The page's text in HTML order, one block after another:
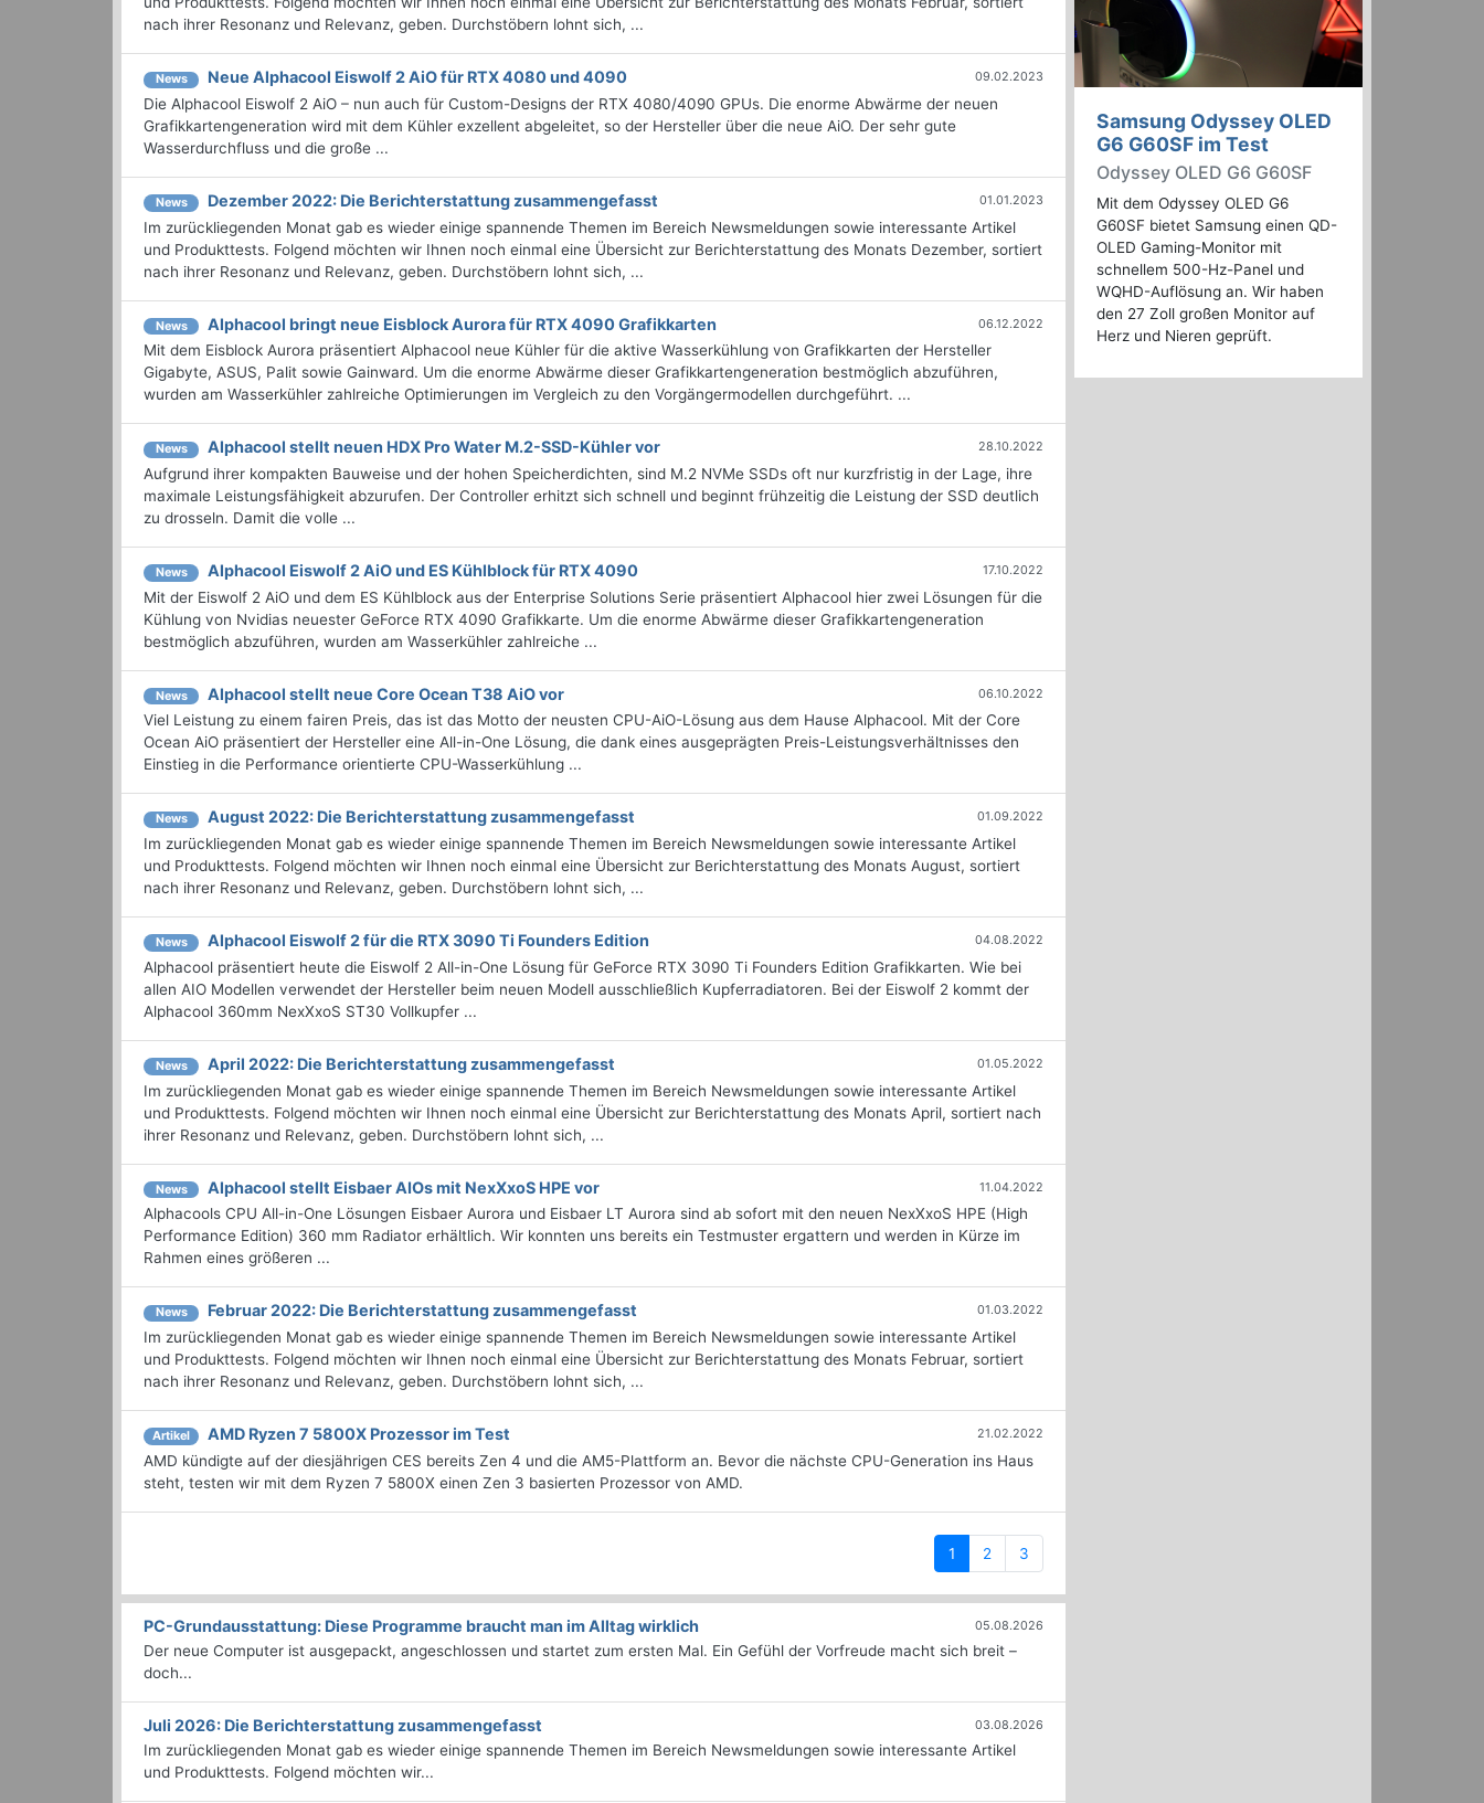
nach ihrer Resonanz und Relevanz, geben. Durchstöbern lohnt sich, ...
News Neue Alphacool Eiswolf 2 AiO für RTX 4080 und 4090 09.02.2023
Die Alphacool Eiswolf 2 AiO – nun auch für Custom-Designs der RTX 4080/4090 GPUs. Die enorme Abwärme der neuen
Grafikkartengeneration wird mit dem Kühler exzellent abgeleitet, so der Hersteller über die neue AiO. Der sehr gute
Wasserdurchfluss und die große ...
News Dezember 2022: Die Bericht­erstattung zusammengefasst 01.01.2023
Im zurückliegenden Monat gab es wieder einige spannende Themen im Bereich Newsmeldungen sowie interessante Artikel
und Produkttests. Folgend möchten wir Ihnen noch einmal eine Übersicht zur Berichterstattung des Monats Dezember, sortiert
nach ihrer Resonanz und Relevanz, geben. Durchstöbern lohnt sich, ...
News Alphacool bringt neue Eisblock Aurora für RTX 4090 Grafikkarten 06.12.2022
Mit dem Eisblock Aurora präsentiert Alphacool neue Kühler für die aktive Wasserkühlung von Grafikkarten der Hersteller
Gigabyte, ASUS, Palit sowie Gainward. Um die enorme Abwärme dieser Grafikkartengeneration bestmöglich abzuführen,
wurden am Wasserkühler zahlreiche Optimierungen im Vergleich zu den Vorgängermodellen durchgeführt. ...
News Alphacool stellt neuen HDX Pro Water M.2-SSD-Kühler vor 28.10.2022
Aufgrund ihrer kompakten Bauweise und der hohen Speicherdichten, sind M.2 NVMe SSDs oft nur kurzfristig in der Lage, ihre
maximale Leistungsfähigkeit abzurufen. Der Controller erhitzt sich schnell und beginnt frühzeitig die Leistung der SSD deutlich
zu drosseln. Damit die volle ...
News Alphacool Eiswolf 2 AiO und ES Kühlblock für RTX 4090 17.10.2022
Mit der Eiswolf 2 AiO und dem ES Kühlblock aus der Enterprise Solutions Serie präsentiert Alphacool hier zwei Lösungen für die
Kühlung von Nvidias neuester GeForce RTX 4090 Grafikkarte. Um die enorme Abwärme dieser Grafikkartengeneration
bestmöglich abzuführen, wurden am Wasserkühler zahlreiche ...
News Alphacool stellt neue Core Ocean T38 AiO vor 06.10.2022
Viel Leistung zu einem fairen Preis, das ist das Motto der neusten CPU-AiO-Lösung aus dem Hause Alphacool. Mit der Core
Ocean AiO präsentiert der Hersteller eine All-in-One Lösung, die dank eines ausgeprägten Preis-Leistungsverhältnisses den
Einstieg in die Performance orientierte CPU-Wasserkühlung ...
News August 2022: Die Bericht­erstattung zusammengefasst 01.09.2022
Im zurückliegenden Monat gab es wieder einige spannende Themen im Bereich Newsmeldungen sowie interessante Artikel
und Produkttests. Folgend möchten wir Ihnen noch einmal eine Übersicht zur Berichterstattung des Monats August, sortiert
nach ihrer Resonanz und Relevanz, geben. Durchstöbern lohnt sich, ...
News Alphacool Eiswolf 2 für die RTX 3090 Ti Founders Edition 04.08.2022
Alphacool präsentiert heute die Eiswolf 2 All-in-One Lösung für GeForce RTX 3090 Ti Founders Edition Grafikkarten. Wie bei
allen AIO Modellen verwendet der Hersteller beim neuen Modell ausschließlich Kupferradiatoren. Bei der Eiswolf 2 kommt der
Alphacool 360mm NexXxoS ST30 Vollkupfer ...
News April 2022: Die Bericht­erstattung zusammengefasst 01.05.2022
Im zurückliegenden Monat gab es wieder einige spannende Themen im Bereich Newsmeldungen sowie interessante Artikel
und Produkttests. Folgend möchten wir Ihnen noch einmal eine Übersicht zur Berichterstattung des Monats April, sortiert nach
ihrer Resonanz und Relevanz, geben. Durchstöbern lohnt sich, ...
News Alphacool stellt Eisbaer AIOs mit NexXxoS HPE vor 11.04.2022
Alphacools CPU All-in-One Lösungen Eisbaer Aurora und Eisbaer LT Aurora sind ab sofort mit den neuen NexXxoS HPE (High
Performance Edition) 360 mm Radiator erhältlich. Wir konnten uns bereits ein Testmuster ergattern und werden in Kürze im
Rahmen eines größeren ...
News Februar 2022: Die Bericht­erstattung zusammengefasst 01.03.2022
Im zurückliegenden Monat gab es wieder einige spannende Themen im Bereich Newsmeldungen sowie interessante Artikel
und Produkttests. Folgend möchten wir Ihnen noch einmal eine Übersicht zur Berichterstattung des Monats Februar, sortiert
nach ihrer Resonanz und Relevanz, geben. Durchstöbern lohnt sich, ...
Artikel AMD Ryzen 7 5800X Prozessor im Test 21.02.2022
AMD kündigte auf der diesjährigen CES bereits Zen 4 und die AM5-Plattform an. Bevor die nächste CPU-Generation ins Haus
steht, testen wir mit dem Ryzen 7 5800X einen Zen 3 basierten Prozessor von AMD.
1 (current)
2 3
PC-Grundausstattung: Diese Programme braucht man im Alltag wirklich 05.08.2026
Der neue Computer ist ausgepackt, angeschlossen und startet zum ersten Mal. Ein Gefühl der Vorfreude macht sich breit –
doch...
Juli 2026: Die Bericht­erstattung zusammengefasst 03.08.2026
Im zurückliegenden Monat gab es wieder einige spannende Themen im Bereich Newsmeldungen sowie interessante Artikel
und Produkttests. Folgend möchten wir...
Samsung Odyssey OLED
G6 G60SF im Test
Odyssey OLED G6 G60SF
Mit dem Odyssey OLED G6
G60SF bietet Samsung einen QD-
OLED Gaming-Monitor mit
schnellem 500-Hz-Panel und
WQHD-Auflösung an. Wir haben
den 27 Zoll großen Monitor auf
Herz und Nieren geprüft.